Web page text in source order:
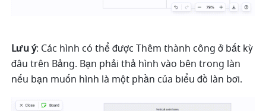
Lưu ý: Các hình có thể được Thêm thành công ở bất kỳ
đâu trên Bảng. Bạn phải thả hình vào bên trong làn
nếu bạn muốn hình là một phần của biểu đồ làn bơi.